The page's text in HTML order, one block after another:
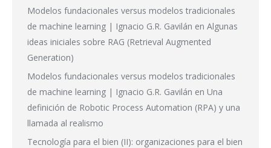
Modelos fundacionales versus modelos tradicionales
de machine learning | Ignacio G.R. Gavilán en Algunas
ideas iniciales sobre RAG (Retrieval Augmented
Generation)
Modelos fundacionales versus modelos tradicionales
de machine learning | Ignacio G.R. Gavilán en Una
definición de Robotic Process Automation (RPA) y una
llamada al realismo
Tecnología para el bien (II): organizaciones para el bien